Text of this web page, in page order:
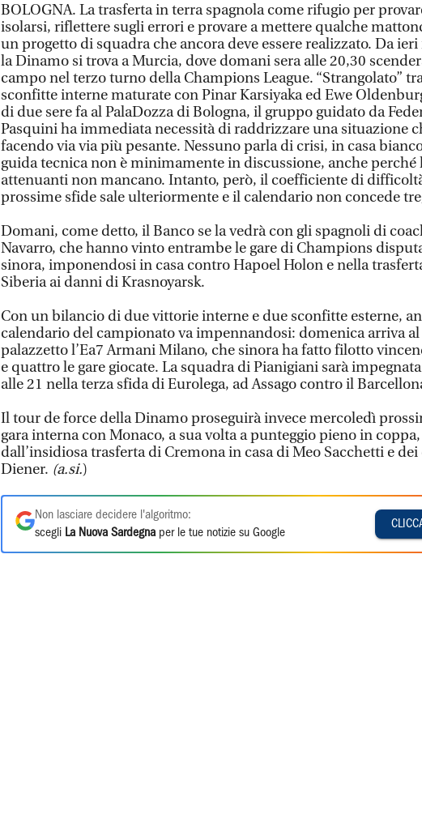
BOLOGNA. La trasferta in terra spagnola come rifugio per
isolarsi, riflettere sugli errori e provare a mettere qualche
un progetto di squadra che ancora deve essere realizzato. Da
la Dinamo si trova a Murcia, dove domani sera alle 20,30
campo nel terzo turno della Champions League. “Strangolato”
sconfitte interne maturate con Pinar Karsiyaka ed Ewe
di due sere fa al PalaDozza di Bologna, il gruppo guidato da
Pasquini ha immediata necessità di raddrizzare una situazione
facendo via via più pesante. Nessuno parla di crisi, in casa
guida tecnica non è minimamente in discussione, anche perché
attenuanti non mancano. Intanto, però, il coefficiente di
prossime sfide sale ulteriormente e il calendario non concede
Domani, come detto, il Banco se la vedrà con gli spagnoli di
Navarro, che hanno vinto entrambe le gare di Champions
sinora, imponendosi in casa contro Hapoel Holon e nella
Siberia ai danni di Krasnoyarsk.
Con un bilancio di due vittorie interne e due sconfitte esterne,
calendario del campionato va impennandosi: domenica arriva al
palazzetto l’Ea7 Armani Milano, che sinora ha fatto filotto
e quattro le gare giocate. La squadra di Pianigiani sarà
alle 21 nella terza sfida di Eurolega, ad Assago contro il
Il tour de force della Dinamo proseguirà invece mercoledì
gara interna con Monaco, a sua volta a punteggio pieno in
dall’insidiosa trasferta di Cremona in casa di Meo Sacchetti e
Diener. (a.si.)
Non lasciare decidere l'algoritmo:
scegli La Nuova Sardegna per le tue notizie su Google